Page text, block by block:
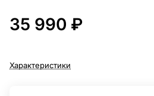
35 990 ₽
Характеристики